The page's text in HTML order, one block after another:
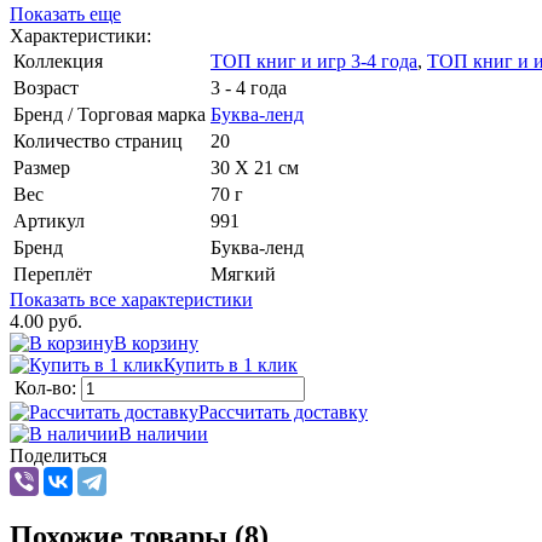
Показать еще
Характеристики:
Коллекция
ТОП книг и игр 3-4 года, ТОП книг и
Возраст
3 - 4 года
Бренд / Торговая марка Буква-ленд
Количество страниц
20
Размер
30 Х 21 см
Вес
70 г
Артикул
991
Бренд
Буква-ленд
Переплёт
Мягкий
Показать все характеристики
4.00 руб.
В корзину
Купить в 1 клик
Кол-во:
Рассчитать доставку
В наличии
Поделиться
Похожие товары (8)